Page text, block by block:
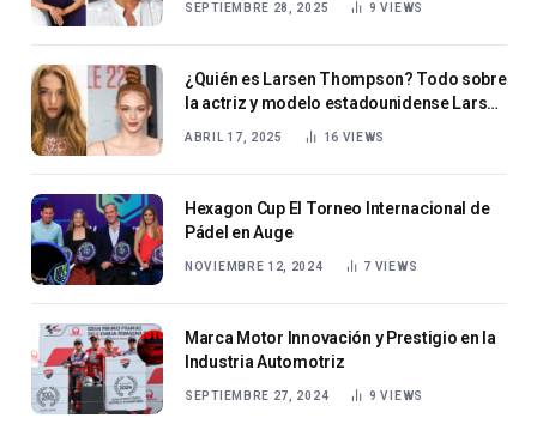
SEPTIEMBRE 28, 2025 9VIEWS
¿Quién es Larsen Thompson? Todo sobre
la actriz y modelo estadounidense Larsen
ABRIL 17, 2025 16 VIEWS
Hexagon Cup El Torneo Internacional de
Pádel en Auge
NOVIEMBRE 12, 2024 7 VIEWS
Marca Motor Innovación y Prestigio en la
Industria Automotriz
SEPTIEMBRE 27, 2024 9VIEWS